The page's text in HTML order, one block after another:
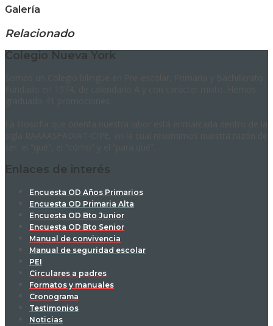
Galería
Relacionado
Colegio Nueva York
Enlaces de interés
Encuesta OD Años Primarios
Encuesta OD Primaria Alta
Encuesta OD Bto Junior
Encuesta OD Bto Senior
Manual de convivencia
Manual de seguridad escolar
PEI
Circulares a padres
Formatos y manuales
Cronograma
Testimonios
Noticias